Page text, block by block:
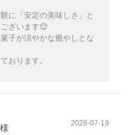
に「安定の美味しさ」と
ざいます😊
子が涼やかな癒やしとな
おります。
2026-07-19